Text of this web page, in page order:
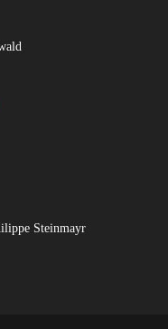
Steinmayr